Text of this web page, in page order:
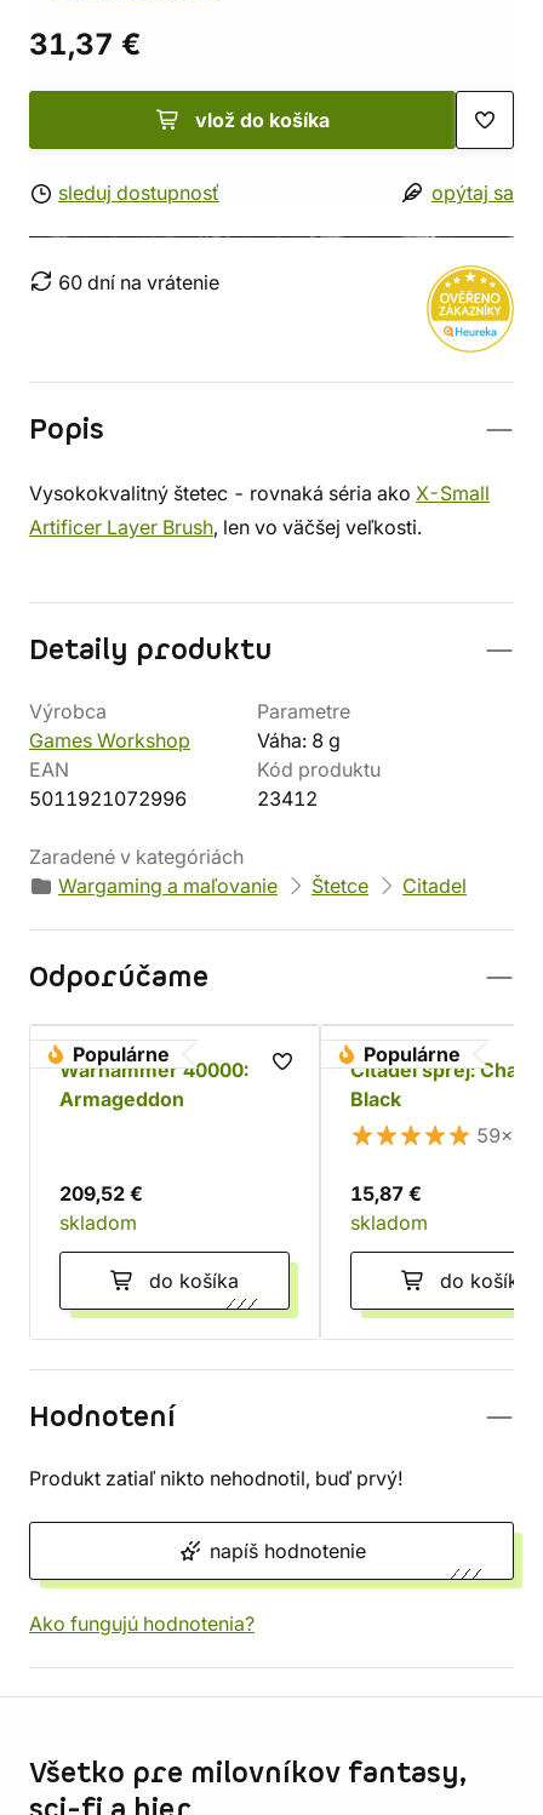
31,37 €
vlož do košíka
sleduj dostupnosť opýtaj sa
60 dní na vrátenie
Popis
Vysokokvalitný štetec - rovnaká séria ako X-Small
Artificer Layer Brush, len vo väčšej veľkosti.
Detaily produktu
Výrobca
Games Workshop
Parametre
Váha: 8 g
EAN
5011921072996
Kód produktu
23412
Zaradené v kategóriách
Wargaming a maľovanie
Štetce Citadel
Odporúčame
Populárne
Warhammer 40000:
Armageddon
209,52 €
skladom
do košíka
Populárne
Citadel sprej: Chaos
Black
59×
15,87 €
skladom
do košíka
Hodnotení
Produkt zatiaľ nikto nehodnotil, buď prvý!
napíš hodnotenie
Ako fungujú hodnotenia?
Všetko pre milovníkov fantasy,